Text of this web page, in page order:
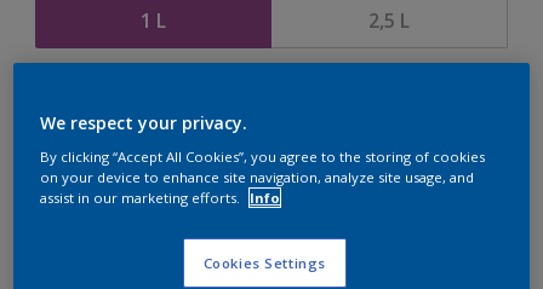
1 L 2,5 L
er hard aan om de voorraad aan te vullen.
We respect your privacy.
By clicking “Accept All Cookies”, you agree to the storing of cookies
on your device to enhance site navigation, analyze site usage, and
assist in our marketing efforts.
Info
Cookies Settings